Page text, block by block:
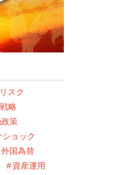
スク
略
策
ショック
外国為替
資産運用